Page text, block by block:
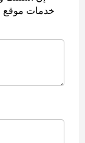
خدمات موقع